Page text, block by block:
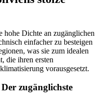
hohe Dichte an zugänglichen
einfacher zu besteigen
was sie zum idealen
die ihren ersten
vorausgesetzt.
zugänglichste